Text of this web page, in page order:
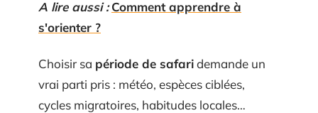
A lire aussi : Comment apprendre à
s'orienter ?
Choisir sa période de safaridemande un
vrai parti pris : météo, espèces ciblées,
cycles migratoires, habitudes locales…